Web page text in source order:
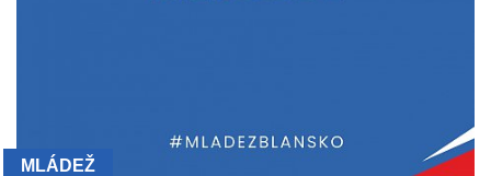
MLÁDEŽ